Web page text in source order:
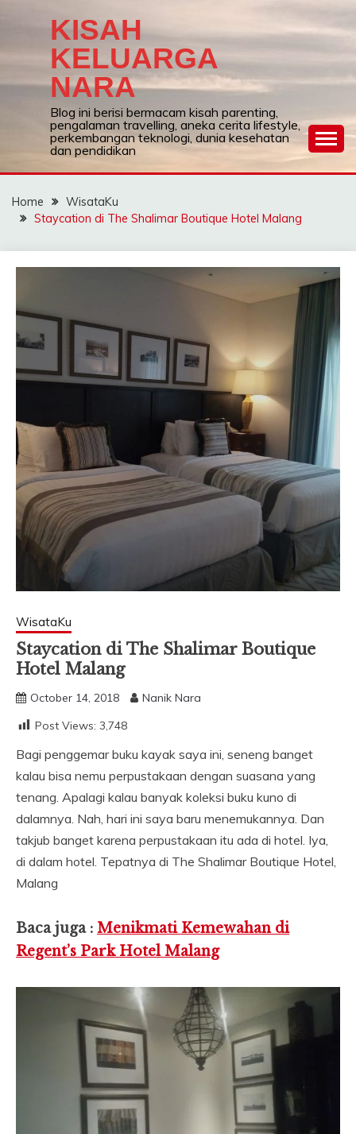
KISAH
KELUARGA
NARA
Blog ini berisi bermacam kisah parenting,
pengalaman travelling, aneka cerita lifestyle,
perkembangan teknologi, dunia kesehatan
dan pendidikan
Home
WisataKu
Staycation di The Shalimar Boutique Hotel Malang
WisataKu
Staycation di The Shalimar Boutique
Hotel Malang
October 14, 2018
Nanik Nara
Post Views: 3,748
Bagi penggemar buku kayak saya ini, seneng banget
kalau bisa nemu perpustakaan dengan suasana yang
tenang. Apalagi kalau banyak koleksi buku kuno di
dalamnya. Nah, hari ini saya baru menemukannya. Dan
takjub banget karena perpustakaan itu ada di hotel. Iya,
di dalam hotel. Tepatnya di The Shalimar Boutique Hotel,
Malang
Baca juga : Menikmati Kemewahan di
Regent’s Park Hotel Malang